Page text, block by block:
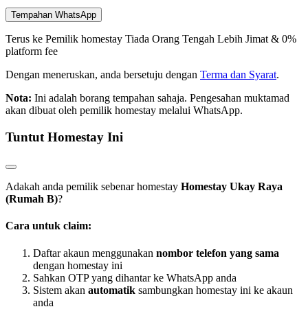
Tempahan WhatsApp
Terus ke Pemilik homestay Tiada Orang Tengah Lebih Jimat & 0%
platform fee
Dengan meneruskan, anda bersetuju dengan Terma dan Syarat.
Nota: Ini adalah borang tempahan sahaja. Pengesahan muktamad
akan dibuat oleh pemilik homestay melalui WhatsApp.
Tuntut Homestay Ini
Adakah anda pemilik sebenar homestay Homestay Ukay Raya
(Rumah B)?
Cara untuk claim:
Daftar akaun menggunakan nombor telefon yang sama
dengan homestay ini
Sahkan OTP yang dihantar ke WhatsApp anda
Sistem akan automatik sambungkan homestay ini ke akaun
anda